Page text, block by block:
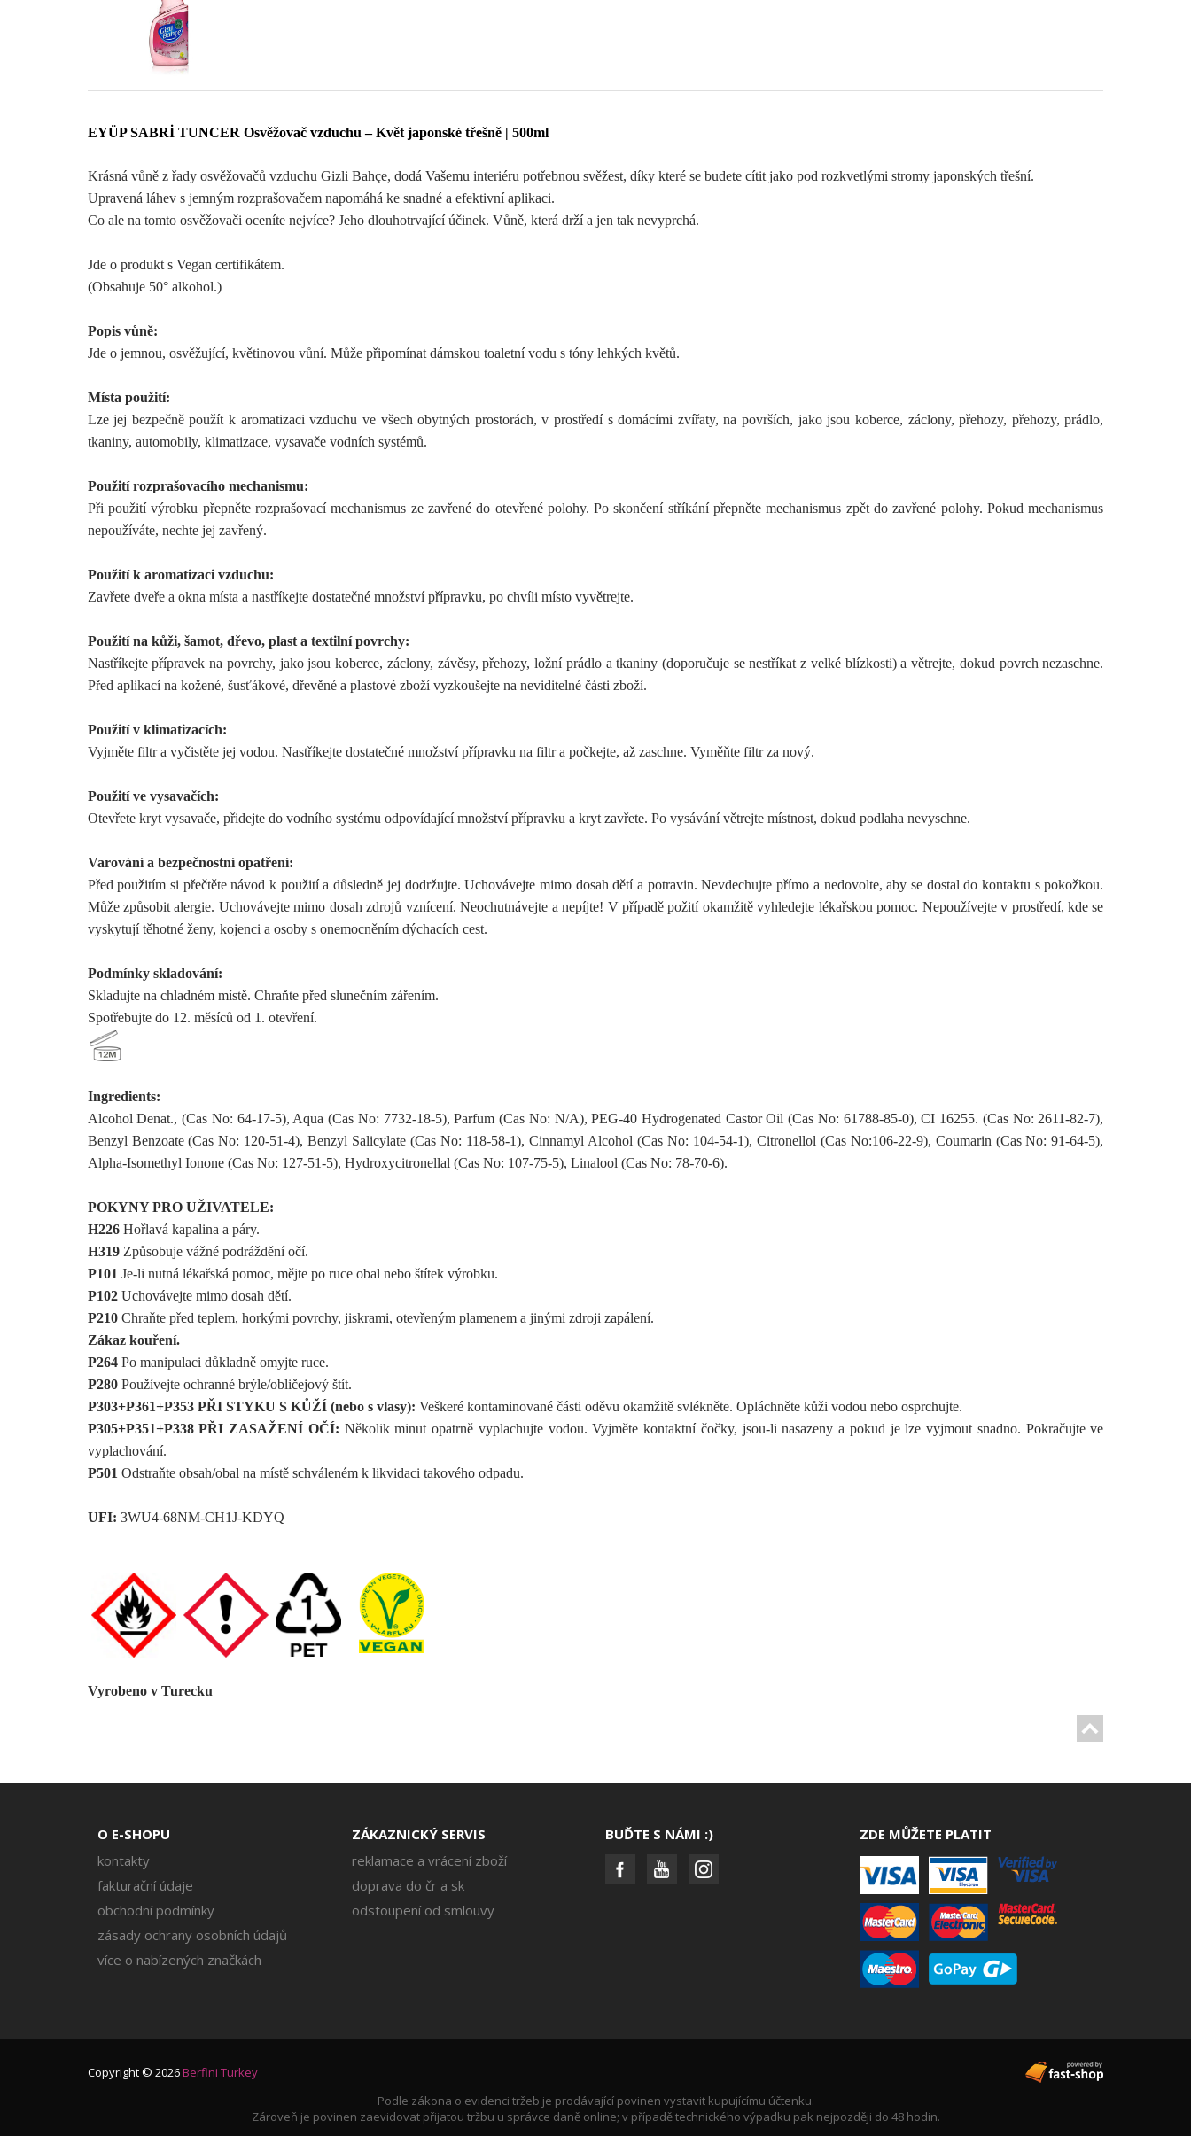
EYÜP SABRİ TUNCER Osvěžovač vzduchu – Květ japonské třešně | 500ml
Krásná vůně z řady osvěžovačů vzduchu Gizli Bahçe, dodá Vašemu interiéru potřebnou svěžest, díky které se budete cítit jako pod rozkvetlými stromy japonských třešní.
Upravená láhev s jemným rozprašovačem napomáhá ke snadné a efektivní aplikaci.
Co ale na tomto osvěžovači oceníte nejvíce? Jeho dlouhotrvající účinek. Vůně, která drží a jen tak nevyprchá.
Jde o produkt s Vegan certifikátem.
(Obsahuje 50°alkohol.)
Popis vůně:
Jde o jemnou, osvěžující, květinovou vůní. Může připomínat dámskou toaletní vodu s tóny lehkých květů.
Místa použití:
Lze jej bezpečně použít k aromatizaci vzduchu ve všech obytných prostorách, v prostředí s domácími zvířaty, na površích, jako jsou koberce, záclony, přehozy, přehozy, prádlo,
tkaniny, automobily, klimatizace, vysavače vodních systémů.
Použití rozprašovacího mechanismu:
Při použití výrobku přepněte rozprašovací mechanismus ze zavřené do otevřené polohy. Po skončení stříkání přepněte mechanismus zpět do zavřené polohy. Pokud mechanismus
nepoužíváte, nechte jej zavřený.
Použití k aromatizaci vzduchu:
Zavřete dveře a okna místa a nastříkejte dostatečné množství přípravku, po chvíli místo vyvětrejte.
Použití na kůži, šamot, dřevo, plast a textilní povrchy:
Nastříkejte přípravek na povrchy, jako jsou koberce, záclony, závěsy, přehozy, ložní prádlo a tkaniny (doporučuje se nestříkat z velké blízkosti) a větrejte, dokud povrch nezaschne.
Před aplikací na kožené, šusťákové, dřevěné a plastové zboží vyzkoušejte na neviditelné části zboží.
Použití v klimatizacích:
Vyjměte filtr a vyčistěte jej vodou. Nastříkejte dostatečné množství přípravku na filtr a počkejte, až zaschne. Vyměňte filtr za nový.
Použití ve vysavačích:
Otevřete kryt vysavače, přidejte do vodního systému odpovídající množství přípravku a kryt zavřete. Po vysávání větrejte místnost, dokud podlaha nevyschne.
Varování a bezpečnostní opatření:
Před použitím si přečtěte návod k použití a důsledně jej dodržujte. Uchovávejte mimo dosah dětí a potravin. Nevdechujte přímo a nedovolte, aby se dostal do kontaktu s pokožkou.
Může způsobit alergie. Uchovávejte mimo dosah zdrojů vznícení. Neochutnávejte a nepíjte! V případě požití okamžitě vyhledejte lékařskou pomoc. Nepoužívejte v prostředí, kde se
vyskytují těhotné ženy, kojenci a osoby s onemocněním dýchacích cest.
Podmínky skladování:
Skladujte na chladném místě. Chraňte před slunečním zářením.
Spotřebujte do 12. měsíců od 1. otevření.
Ingredients:
Alcohol Denat., (Cas No: 64-17-5), Aqua (Cas No: 7732-18-5), Parfum (Cas No: N/A), PEG-40 Hydrogenated Castor Oil (Cas No: 61788-85-0), CI 16255. (Cas No: 2611-82-7),
Benzyl Benzoate (Cas No: 120-51-4), Benzyl Salicylate (Cas No: 118-58-1), Cinnamyl Alcohol (Cas No: 104-54-1), Citronellol (Cas No:106-22-9), Coumarin (Cas No: 91-64-5),
Alpha-Isomethyl Ionone (Cas No: 127-51-5), Hydroxycitronellal (Cas No: 107-75-5), Linalool (Cas No: 78-70-6).
POKYNY PRO UŽIVATELE:
H226Hořlavá kapalina a páry.
H319Způsobuje vážné podráždění očí.
P101 Je-li nutná lékařská pomoc, mějte po ruce obal nebo štítek výrobku.
P102Uchovávejte mimo dosah dětí.
P210Chraňte před teplem, horkými povrchy, jiskrami, otevřeným plamenem a jinými zdroji zapálení.
Zákaz kouření.
P264Po manipulaci důkladně omyjte ruce.
P280 Používejte ochranné brýle/obličejový štít.
P303+P361+P353 PŘI STYKU S KŮŽÍ (nebo s vlasy): Veškeré kontaminované části oděvu okamžitě svlékněte. Opláchněte kůži vodou nebo osprchujte.
P305+P351+P338 PŘI ZASAŽENÍ OČÍ: Několik minut opatrně vyplachujte vodou. Vyjměte kontaktní čočky, jsou-li nasazeny a pokud je lze vyjmout snadno. Pokračujte ve
vyplachování.
P501 Odstraňte obsah/obal na místě schváleném k likvidaci takového odpadu.
UFI: 3WU4-68NM-CH1J-KDYQ
Vyrobeno v Turecku
O E-SHOPU
kontakty
fakturační údaje
obchodní podmínky
zásady ochrany osobních údajů
více o nabízených značkách
ZÁKAZNICKÝ SERVIS
reklamace a vrácení zboží
doprava do čr a sk
odstoupení od smlouvy
BUĎTE S NÁMI :) ZDE MŮŽETE PLATIT
Copyright © 2026Berfini Turkey
Podle zákona o evidenci tržeb je prodávající povinen vystavit kupujícímu účtenku.
Zároveň je povinen zaevidovat přijatou tržbu u správce daně online; v případě technického výpadku pak nejpozději do 48 hodin.